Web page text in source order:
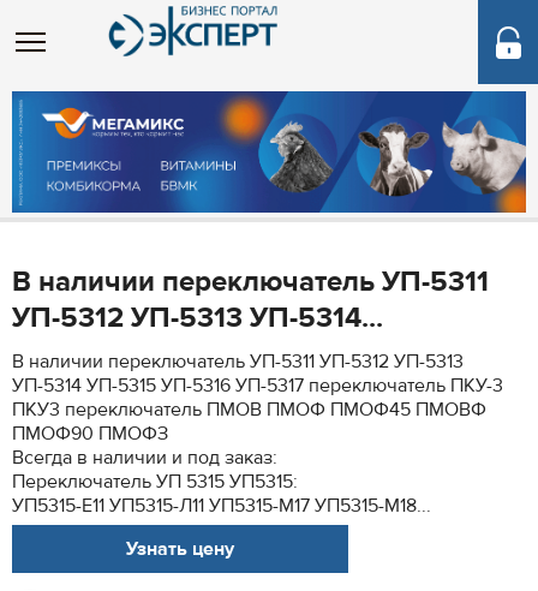
В наличии переключатель УП-5311
УП-5312 УП-5313 УП-5314...
В наличии переключатель УП-5311 УП-5312 УП-5313
УП-5314 УП-5315 УП-5316 УП-5317 переключатель ПКУ-3
ПКУ3 переключатель ПМОВ ПМОФ ПМОФ45 ПМОВФ
ПМОФ90 ПМОФЗ
Всегда в наличии и под заказ:
Переключатель УП 5315 УП5315:
УП5315-Е11 УП5315-Л11 УП5315-М17 УП5315-М18...
Узнать цену